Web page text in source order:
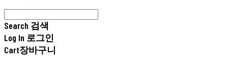
Search 검색
Log In 로그인
Cart장바구니